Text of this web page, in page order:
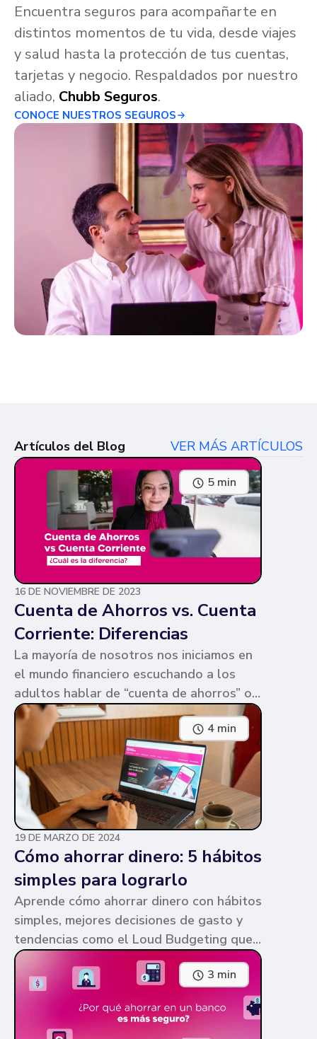
Encuentra seguros para acompañarte en
distintos momentos de tu vida, desde viajes
y salud hasta la protección de tus cuentas,
tarjetas y negocio. Respaldados por nuestro
aliado, Chubb Seguros.
CONOCE NUESTROS SEGUROS
Artículos del Blog VER MÁS ARTÍCULOS
5 min
16 DE NOVIEMBRE DE 2023
Cuenta de Ahorros vs. Cuenta
Corriente: Diferencias
La mayoría de nosotros nos iniciamos en
el mundo financiero escuchando a los
adultos hablar de “cuenta de ahorros” o
“cuenta corriente”. Ambas cuentas
parecen similares y puede ser confuso,
pero te contamos en qué consiste cada
una y sus diferencias.
4 min
19 DE MARZO DE 2024
Cómo ahorrar dinero: 5 hábitos
simples para lograrlo
Aprende cómo ahorrar dinero con hábitos
simples, mejores decisiones de gasto y
tendencias como el Loud Budgeting que
pueden ayudarte a cumplir tus metas.
3 min